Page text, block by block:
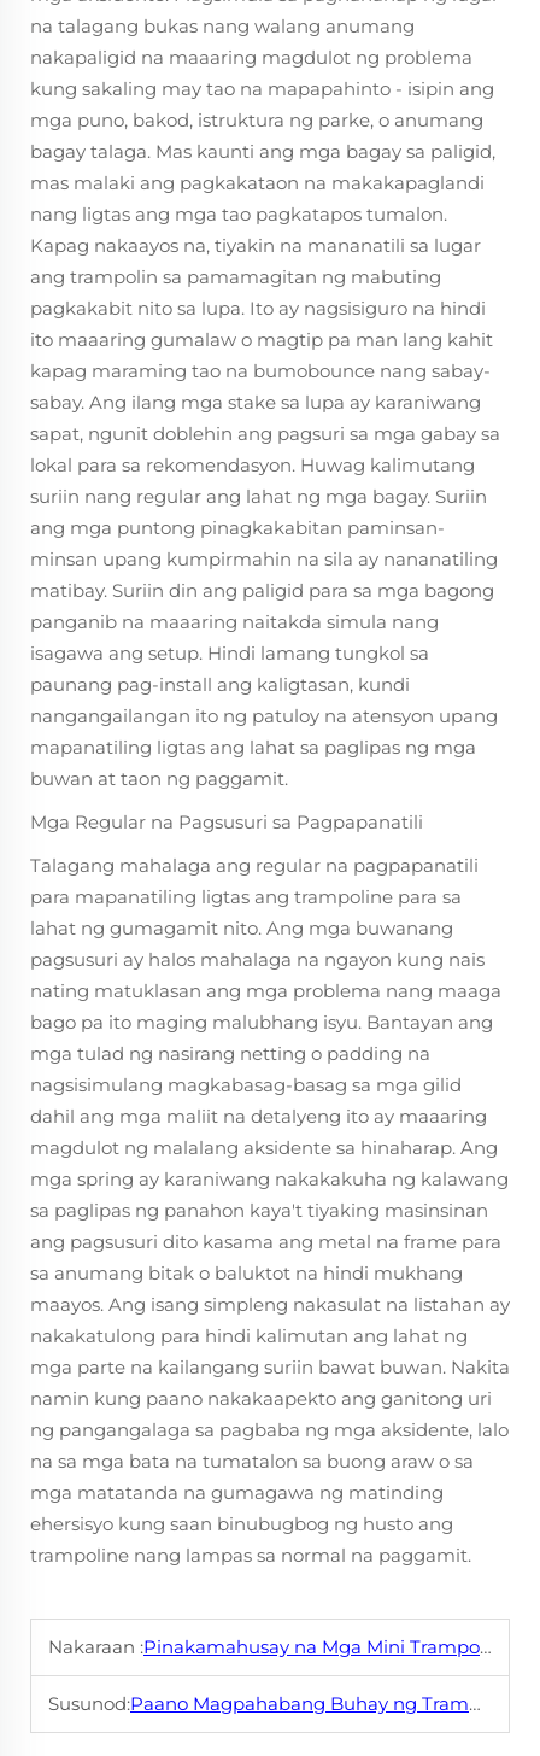
na talagang bukas nang walang anumang
nakapaligid na maaaring magdulot ng problema
kung sakaling may tao na mapapahinto - isipin ang
mga puno, bakod, istruktura ng parke, o anumang
bagay talaga. Mas kaunti ang mga bagay sa paligid,
mas malaki ang pagkakataon na makakapaglandi
nang ligtas ang mga tao pagkatapos tumalon.
Kapag nakaayos na, tiyakin na mananatili sa lugar
ang trampolin sa pamamagitan ng mabuting
pagkakabit nito sa lupa. Ito ay nagsisiguro na hindi
ito maaaring gumalaw o magtip pa man lang kahit
kapag maraming tao na bumobounce nang sabay-
sabay. Ang ilang mga stake sa lupa ay karaniwang
sapat, ngunit doblehin ang pagsuri sa mga gabay sa
lokal para sa rekomendasyon. Huwag kalimutang
suriin nang regular ang lahat ng mga bagay. Suriin
ang mga puntong pinagkakabitan paminsan-
minsan upang kumpirmahin na sila ay nananatiling
matibay. Suriin din ang paligid para sa mga bagong
panganib na maaaring naitakda simula nang
isagawa ang setup. Hindi lamang tungkol sa
paunang pag-install ang kaligtasan, kundi
nangangailangan ito ng patuloy na atensyon upang
mapanatiling ligtas ang lahat sa paglipas ng mga
buwan at taon ng paggamit.
Mga Regular na Pagsusuri sa Pagpapanatili
Talagang mahalaga ang regular na pagpapanatili
para mapanatiling ligtas ang trampoline para sa
lahat ng gumagamit nito. Ang mga buwanang
pagsusuri ay halos mahalaga na ngayon kung nais
nating matuklasan ang mga problema nang maaga
bago pa ito maging malubhang isyu. Bantayan ang
mga tulad ng nasirang netting o padding na
nagsisimulang magkabasag-basag sa mga gilid
dahil ang mga maliit na detalyeng ito ay maaaring
magdulot ng malalang aksidente sa hinaharap. Ang
mga spring ay karaniwang nakakakuha ng kalawang
sa paglipas ng panahon kaya't tiyaking masinsinan
ang pagsusuri dito kasama ang metal na frame para
sa anumang bitak o baluktot na hindi mukhang
maayos. Ang isang simpleng nakasulat na listahan ay
nakakatulong para hindi kalimutan ang lahat ng
mga parte na kailangang suriin bawat buwan. Nakita
namin kung paano nakakaapekto ang ganitong uri
ng pangangalaga sa pagbaba ng mga aksidente, lalo
na sa mga bata na tumatalon sa buong araw o sa
mga matatanda na gumagawa ng matinding
ehersisyo kung saan binubugbog ng husto ang
trampoline nang lampas sa normal na paggamit.
Nakaraan :Pinakamahusay na Mga Mini Trampoline para sa Mga Maliit na Apartment
Susunod:Paano Magpahabang Buhay ng Trampoline para sa Mga Anak Mo